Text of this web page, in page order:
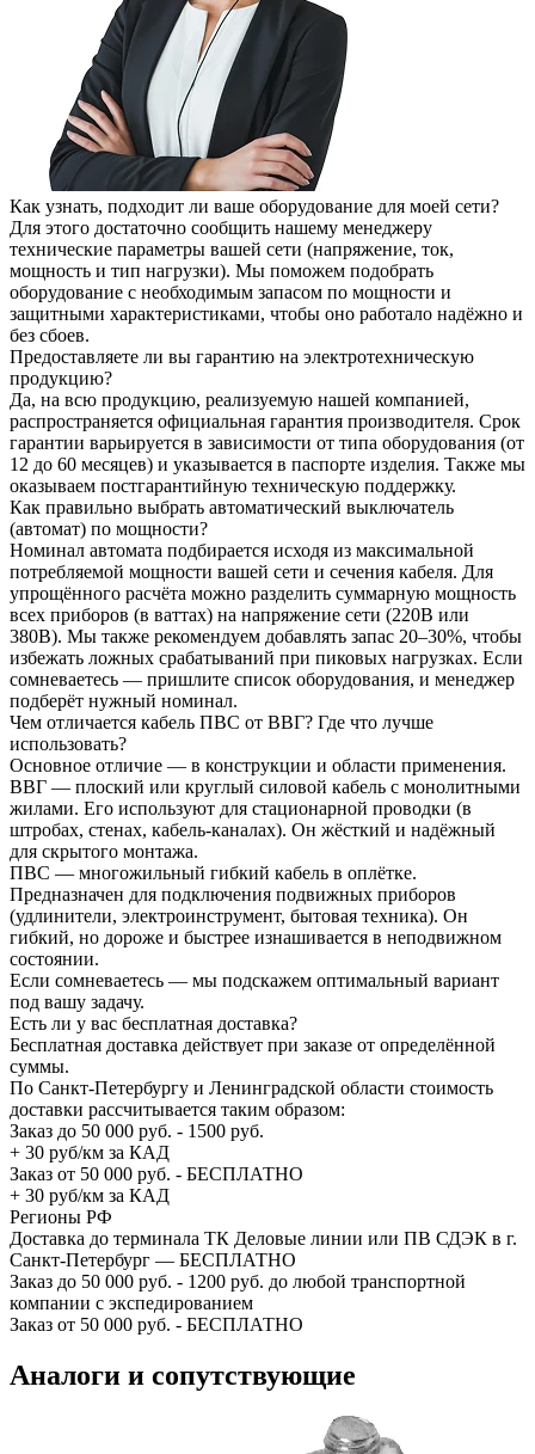
Как узнать, подходит ли ваше оборудование для моей сети?
Для этого достаточно сообщить нашему менеджеру
технические параметры вашей сети (напряжение, ток,
мощность и тип нагрузки). Мы поможем подобрать
оборудование с необходимым запасом по мощности и
защитными характеристиками, чтобы оно работало надёжно и
без сбоев.
Предоставляете ли вы гарантию на электротехническую
продукцию?
Да, на всю продукцию, реализуемую нашей компанией,
распространяется официальная гарантия производителя. Срок
гарантии варьируется в зависимости от типа оборудования (от
12 до 60 месяцев) и указывается в паспорте изделия. Также мы
оказываем постгарантийную техническую поддержку.
Как правильно выбрать автоматический выключатель
(автомат) по мощности?
Номинал автомата подбирается исходя из максимальной
потребляемой мощности вашей сети и сечения кабеля. Для
упрощённого расчёта можно разделить суммарную мощность
всех приборов (в ваттах) на напряжение сети (220В или
380В). Мы также рекомендуем добавлять запас 20–30%, чтобы
избежать ложных срабатываний при пиковых нагрузках. Если
сомневаетесь — пришлите список оборудования, и менеджер
подберёт нужный номинал.
Чем отличается кабель ПВС от ВВГ? Где что лучше
использовать?
Основное отличие — в конструкции и области применения.
ВВГ — плоский или круглый силовой кабель с монолитными
жилами. Его используют для стационарной проводки (в
штробах, стенах, кабель-каналах). Он жёсткий и надёжный
для скрытого монтажа.
ПВС — многожильный гибкий кабель в оплётке.
Предназначен для подключения подвижных приборов
(удлинители, электроинструмент, бытовая техника). Он
гибкий, но дороже и быстрее изнашивается в неподвижном
состоянии.
Если сомневаетесь — мы подскажем оптимальный вариант
под вашу задачу.
Есть ли у вас бесплатная доставка?
Бесплатная доставка действует при заказе от определённой
суммы.
По Санкт-Петербургу и Ленинградской области стоимость
доставки рассчитывается таким образом:
Заказ до 50 000 руб. - 1500 руб.
+ 30 руб/км за КАД
Заказ от 50 000 руб. - БЕСПЛАТНО
+ 30 руб/км за КАД
Регионы РФ
Доставка до терминала ТК Деловые линии или ПВ СДЭК в г.
Санкт-Петербург — БЕСПЛАТНО
Заказ до 50 000 руб. - 1200 руб. до любой транспортной
компании с экспедированием
Заказ от 50 000 руб. - БЕСПЛАТНО
Аналоги и сопутствующие